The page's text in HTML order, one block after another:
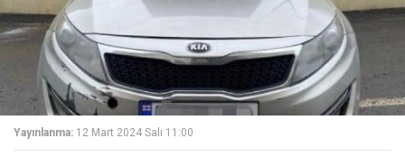
Yayınlanma: 12 Mart 2024 Salı 11:00